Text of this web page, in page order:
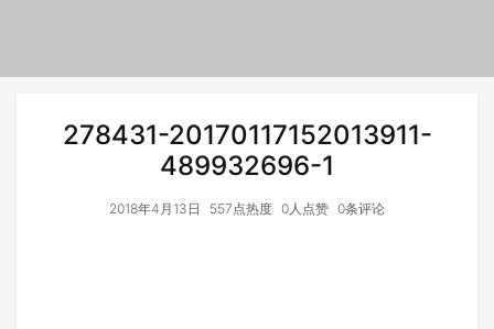
278431-20170117152013911-
489932696-1
2018年4月13日 557点热度 0人点赞 0条评论